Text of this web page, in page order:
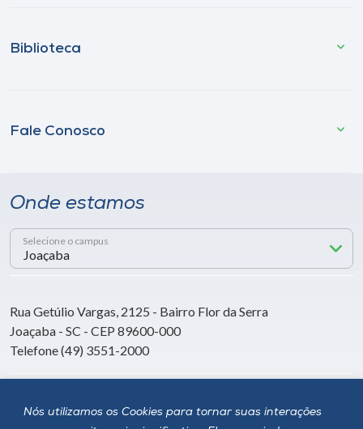
Nós utilizamos os Cookies para tornar suas interações
Biblioteca
Fale Conosco
Onde estamos
Selecione o campus
Rua Getúlio Vargas, 2125 - Bairro Flor da Serra
Joaçaba - SC - CEP 89600-000
Telefone (49) 3551-2000
Siga a Unoesc